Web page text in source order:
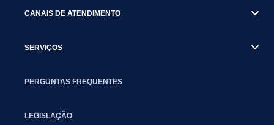
CANAIS DE ATENDIMENTO
SERVIÇOS
PERGUNTAS FREQUENTES
LEGISLAÇÃO